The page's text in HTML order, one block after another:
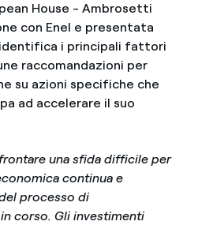
House - Ambrosetti
con Enel e presentata
i principali fattori
raccomandazioni per
su azioni specifiche che
ad accelerare il suo
una sfida difficile per
continua e
processo di
corso. Gli investimenti